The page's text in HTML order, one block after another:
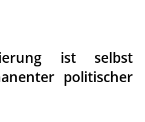
ist selbst
politischer